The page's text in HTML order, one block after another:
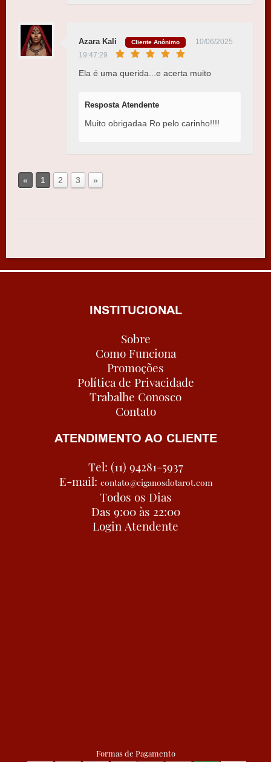
Azara Kali Cliente Anônimo
10/06/2025
19:47:29
Ela é uma querida...e acerta muito
Resposta Atendente
Muito obrigadaa Ro pelo carinho!!!!
« 1 2 3 »
INSTITUCIONAL
Sobre
Como Funciona
Promoções
Política de Privacidade
Trabalhe Conosco
Contato
ATENDIMENTO AO CLIENTE
Tel: (11) 94281-5937
E-mail: contato@ciganosdotarot.com
Todos os Dias
Das 9:00 às 22:00
Login Atendente
Formas de Pagamento